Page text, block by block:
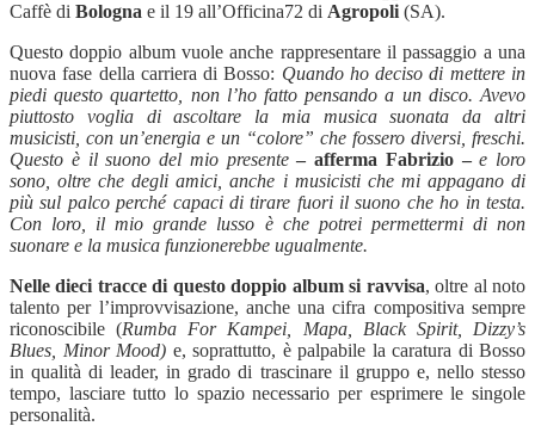
Caffè di Bologna e il 19 all’Officina72 di Agropoli (SA).
Questo doppio album vuole anche rappresentare il passaggio a una
nuova fase della carriera di Bosso: Quando ho deciso di mettere in
piedi questo quartetto, non l’ho fatto pensando a un disco. Avevo
piuttosto voglia di ascoltare la mia musica suonata da altri
musicisti, con un’energia e un “colore” che fossero diversi, freschi.
Questo è il suono del mio presente– afferma Fabrizio –e loro
sono, oltre che degli amici, anche i musicisti che mi appagano di
più sul palco perché capaci di tirare fuori il suono che ho in testa.
Con loro, il mio grande lusso è che potrei permettermi di non
suonare e la musica funzionerebbe ugualmente.
Nelle dieci tracce di questo doppio album si ravvisa, oltre al noto
talento per l’improvvisazione, anche una cifra compositiva sempre
riconoscibile (Rumba For Kampei, Mapa, Black Spirit, Dizzy’s
Blues, Minor Mood) e, soprattutto, è palpabile la caratura di Bosso
in qualità di leader, in grado di trascinare il gruppo e, nello stesso
tempo, lasciare tutto lo spazio necessario per esprimere le singole
personalità.